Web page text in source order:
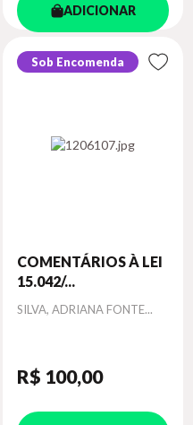
ADICIONAR
Sob Encomenda
COMENTÁRIOS À LEI
15.042/...
Autor
SILVA, ADRIANA FONTE...
R$ 100,00